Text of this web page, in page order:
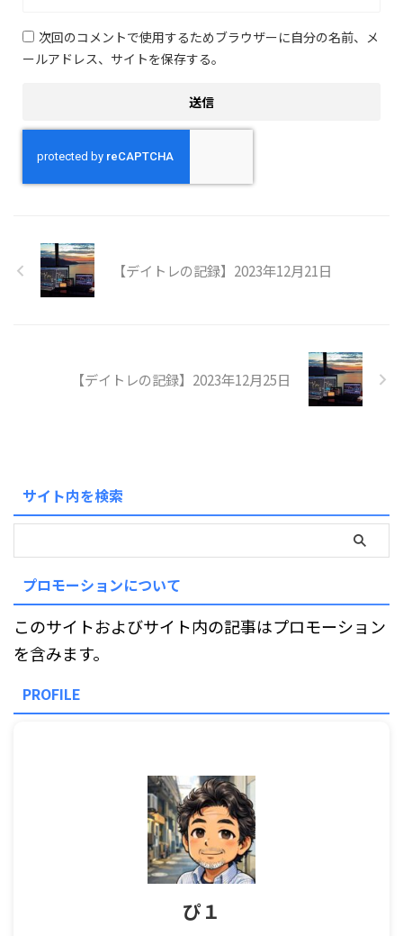
次回のコメントで使用するためブラウザーに自分の名前、メ
ールアドレス、サイトを保存する。
【デイトレの記録】2023年12月21日
【デイトレの記録】2023年12月25日
サイト内を検索
プロモーションについて
このサイトおよびサイト内の記事はプロモーション
を含みます。
PROFILE
ぴ１